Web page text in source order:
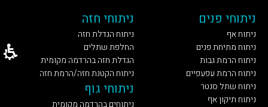
ניתוחי פנים
ניתוח אף
ניתוח מתיחת פנים
ניתוח הרמת גבות
ניתוח הרמת עפעפיים
ניתוח שתל סנטר
ניתוח תיקון אף
ניתוחי חזה
ניתוח הגדלת חזה
החלפת שתלים
הגדלת חזה בהרדמה מקומית
ניתוח הקטנת חזה/הרמת חזה
ניתוחי גוף
ניתוחים בהרדמה מקומית